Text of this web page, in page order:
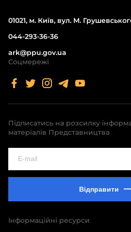
01021, м. Київ, вул. М.
044-293-36-36
ark@ppu.gov.ua
Соцмережі
Підписатись на розсилку
матеріалів Представництва
Відправити
Інформаційні ресурси